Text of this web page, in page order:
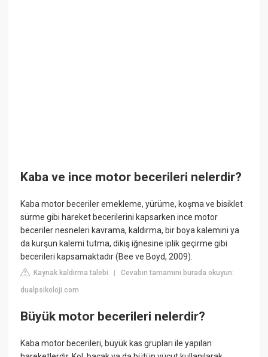
Kaba ve ince motor becerileri nelerdir?
Kaba motor beceriler emekleme, yürüme, koşma ve bisiklet
sürme gibi hareket becerilerini kapsarken ince motor
beceriler nesneleri kavrama, kaldırma, bir boya kalemini ya
da kurşun kalemi tutma, dikiş iğnesine iplik geçirme gibi
becerileri kapsamaktadır (Bee ve Boyd, 2009).
Kaynak kaldırma talebi |Cevabın tamamını burada okuyun:
dualpsikoloji.com
Büyük motor becerileri nelerdir?
Kaba motor becerileri, büyük kas grupları ile yapılan